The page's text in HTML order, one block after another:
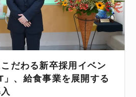
だわる新卒採用イベン
」、給食事業を展開する